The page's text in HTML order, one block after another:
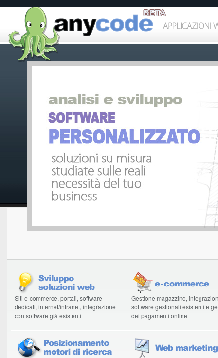
Siti e-commerce, portali, software
dedicati, internet/intranet, integrazione
con software già esistenti
Gestione magazzino,
software gestionali esistenti e
dei pagamenti online